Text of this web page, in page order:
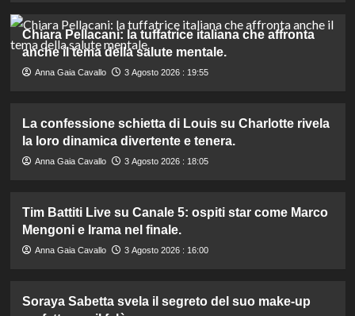
Chiara Pellacani: la tuffatrice italiana che affronta
anche il tema della salute mentale.
Anna Gaia Cavallo 3 Agosto 2026 : 19:55
La confessione schietta di Louis su Charlotte rivela
la loro dinamica divertente e tenera.
Anna Gaia Cavallo 3 Agosto 2026 : 18:05
Tim Battiti Live su Canale 5: ospiti star come Marco
Mengoni e Irama nel finale.
Anna Gaia Cavallo 3 Agosto 2026 : 16:00
Soraya Sabetta svela il segreto del suo make-up